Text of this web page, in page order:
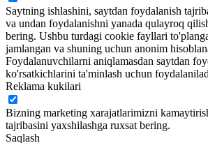
Saytning ishlashini, saytdan foydalanish
va undan foydalanishni yanada qulayroq
bering. Ushbu turdagi cookie fayllari
jamlangan va shuning uchun anonim
Foydalanuvchilarni aniqlamasdan saytdan
ko'rsatkichlarini ta'minlash uchun
Reklama kukilari
Bizning marketing xarajatlarimizni
tajribasini yaxshilashga ruxsat bering.
Saqlash